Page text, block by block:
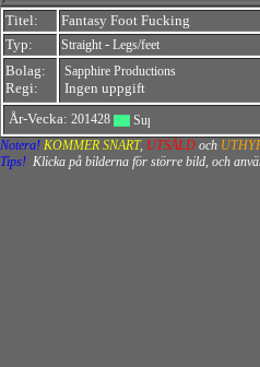
Titel:
Fantasy Foot Fucking
Typ:
Straight - Legs/feet
Bolag:
Regi:
Sapphire Productions
Ingen uppgift
År-Vecka: 201428
Notera! KOMMER SNART, UTSÅLD och
Tips! Klicka på bilderna för större bild, och